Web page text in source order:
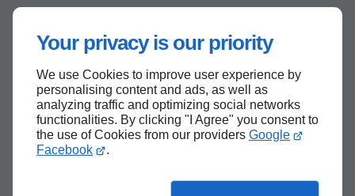
Your privacy is our priority
We use Cookies to improve user experience by
personalising content and ads, as well as
analyzing traffic and optimizing social networks
functionalities. By clicking "I Agree" you consent to
the use of Cookies from our providers Google
Facebook
.
Haut de page